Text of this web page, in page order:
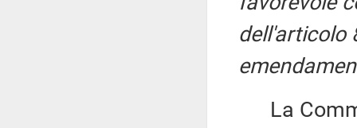
dell'articolo
La